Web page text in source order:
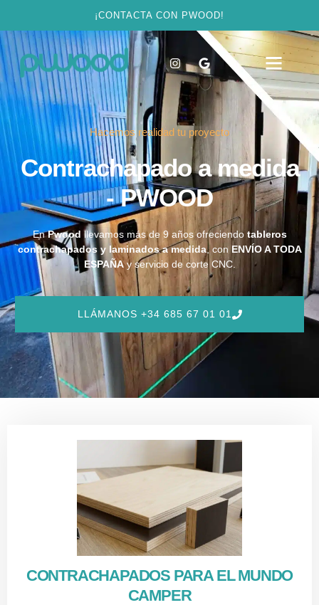
¡CONTACTA CON PWOOD!
Hacemos realidad tu proyecto
Contrachapado a medida
- PWOOD
EnPwood llevamos más de 9 años ofreciendo tableros
contrachapados y laminados a medida, conENVÍO A TODA
ESPAÑAy servicio de corte CNC.
LLÁMANOS +34 685 67 01 01
CONTRACHAPADOS PARA EL MUNDO
CAMPER